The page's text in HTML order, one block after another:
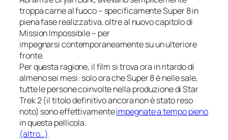
troppa carne al fuoco – specificamenteSuper 8in
piena fase realizzativa, oltre al nuovo capitolo di
Mission Impossibile– per
impegnarsi contemporaneamente su un ulteriore
fronte.
Per questa ragione, il film si trova ora in ritardo di
almeno sei mesi: solo ora cheSuper 8è nelle sale,
tutte le persone coinvolte nella produzione diStar
Trek 2(il titolo definitivo ancora non è stato reso
noto) sono effettivamenteimpegnate a tempo pieno
in questa pellicola.
(altro…)